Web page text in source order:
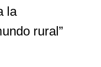
la
rural”